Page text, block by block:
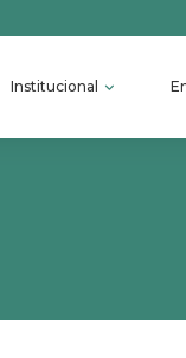
Institucional